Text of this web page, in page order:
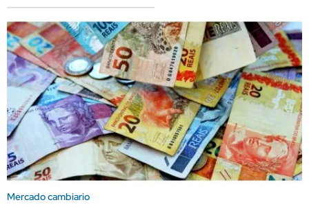
Mercado cambiario